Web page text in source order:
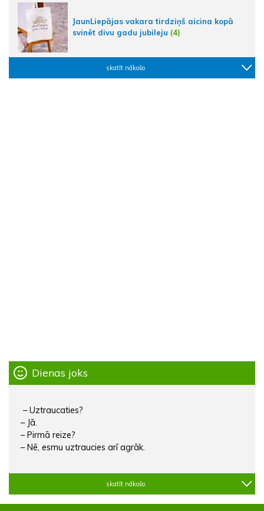
JaunLiepājas vakara tirdziņš aicina kopā
svinēt divu gadu jubileju (4)
skatīt nākošo
Dienas joks
– Uztraucaties?
– Jā.
– Pirmā reize?
– Nē, esmu uztraucies arī agrāk.
skatīt nākošo